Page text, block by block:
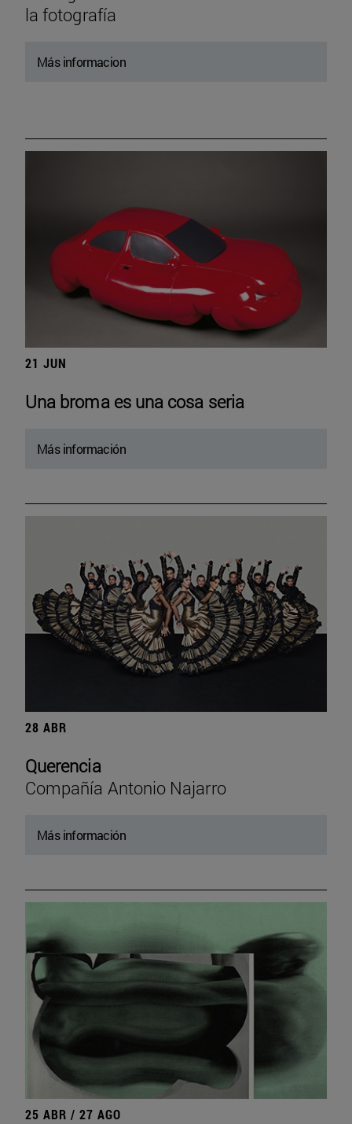
la fotografía
Más informacion
21 JUN
Una broma es una cosa seria
Más información
28 ABR
Querencia
Compañía Antonio Najarro
Más información
25 ABR / 27 AGO